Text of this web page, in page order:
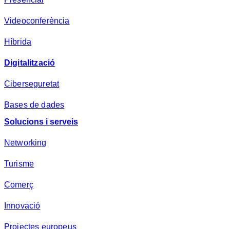
s
a
Videoconferència
Híbrida
Digitalització
Ciberseguretat
Bases de dades
Solucions i serveis
Networking
Turisme
Comerç
Innovació
Projectes europeus